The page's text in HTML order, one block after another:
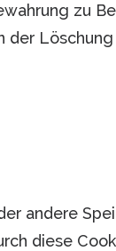
zu
der
andere
diese